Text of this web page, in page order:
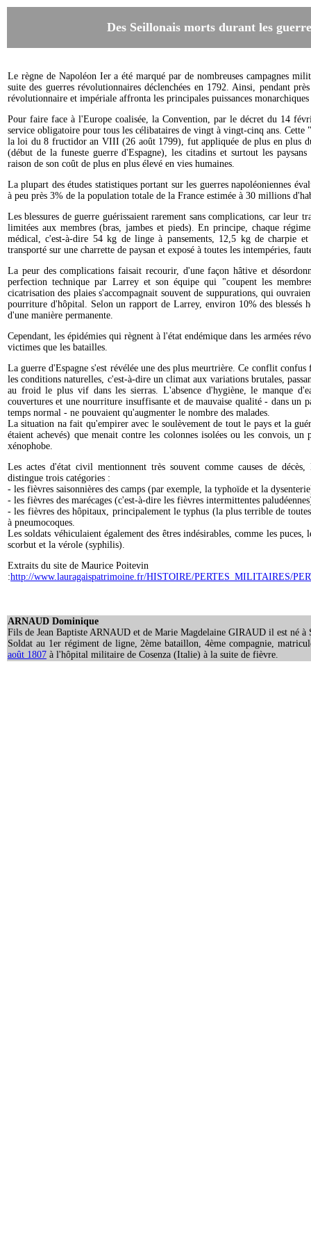
Des Seillonais morts durant les
Le règne de Napoléon Ier a été marqué par de nombreuses campagnes
suite des guerres révolutionnaires déclenchées en 1792. Ainsi, pendant
révolutionnaire et impériale affronta les principales puissances
Pour faire face à l'Europe coalisée, la Convention, par le décret du 14
service obligatoire pour tous les célibataires de vingt à vingt-cinq ans.
la loi du 8 fructidor an VIII (26 août 1799), fut appliquée de plus en plus
(début de la funeste guerre d'Espagne), les citadins et surtout les
raison de son coût de plus en plus élevé en vies humaines.
La plupart des études statistiques portant sur les guerres napoléoniennes
à peu près 3% de la population totale de la France estimée à 30 millions
Les blessures de guerre guérissaient rarement sans complications, car leur
limitées aux membres (bras, jambes et pieds). En principe, chaque
médical, c'est-à-dire 54 kg de linge à pansements, 12,5 kg de charpie
transporté sur une charrette de paysan et exposé à toutes les intempéries,
La peur des complications faisait recourir, d'une façon hâtive et
perfection technique par Larrey et son équipe qui "coupent les
cicatrisation des plaies s'accompagnait souvent de suppurations, qui
pourriture d'hôpital. Selon un rapport de Larrey, environ 10% des blessés
d'une manière permanente.
Cependant, les épidémies qui règnent à l'état endémique dans les armées
victimes que les batailles.
La guerre d'Espagne s'est révélée une des plus meurtrière. Ce conflit
les conditions naturelles, c'est-à-dire un climat aux variations brutales,
au froid le plus vif dans les sierras. L'absence d'hygiène, le manque
couvertures et une nourriture insuffisante et de mauvaise qualité - dans un
temps normal - ne pouvaient qu'augmenter le nombre des malades.
La situation na fait qu'empirer avec le soulèvement de tout le pays et la
étaient achevés) que menait contre les colonnes isolées ou les convois, un
xénophobe.
Les actes d'état civil mentionnent très souvent comme causes de
distingue trois catégories :
- les fièvres saisonnières des camps (par exemple, la typhoïde et la
- les fièvres des marécages (c'est-à-dire les fièvres intermittentes
- les fièvres des hôpitaux, principalement le typhus (la plus terrible de
à pneumocoques.
Les soldats véhiculaient également des êtres indésirables, comme les
scorbut et la vérole (syphilis).
Extraits du site de Maurice Poitevin
:http://www.lauragaispatrimoine.fr/HISTOIRE/PERTES_MILITAIRES/
ARNAUD Dominique
Fils de Jean Baptiste ARNAUD et de Marie Magdelaine GIRAUD il est né à
Soldat au 1er régiment de ligne, 2ème bataillon, 4ème compagnie,
août 1807 à l'hôpital militaire de Cosenza (Italie) à la suite de fièvre.